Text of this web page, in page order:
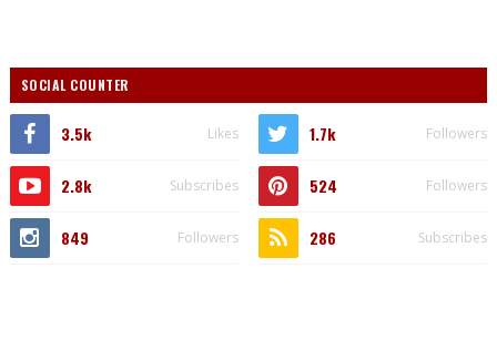
SOCIAL COUNTER
3.5k Likes 1.7k Followers
2.8k Subscribes 524 Followers
849 Followers 286 Subscribes